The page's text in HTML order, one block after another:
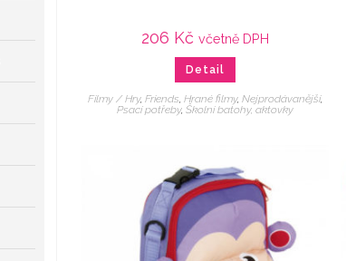
206 Kč včetně DPH
Detail
Filmy / Hry, Friends, Hrané filmy, Nejprodávanější,
Psací potřeby, Školní batohy, aktovky